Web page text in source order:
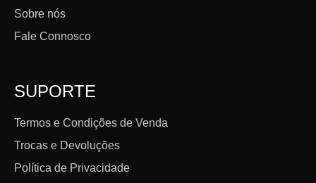
Sobre nós
Fale Connosco
SUPORTE
Termos e Condições de Venda
Trocas e Devoluções
Política de Privacidade